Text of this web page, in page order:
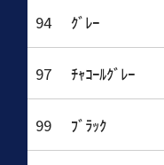
94 ｸﾞﾚｰ
97 ﾁｬｺｰﾙｸﾞﾚｰ
99 ﾌﾞﾗｯｸ